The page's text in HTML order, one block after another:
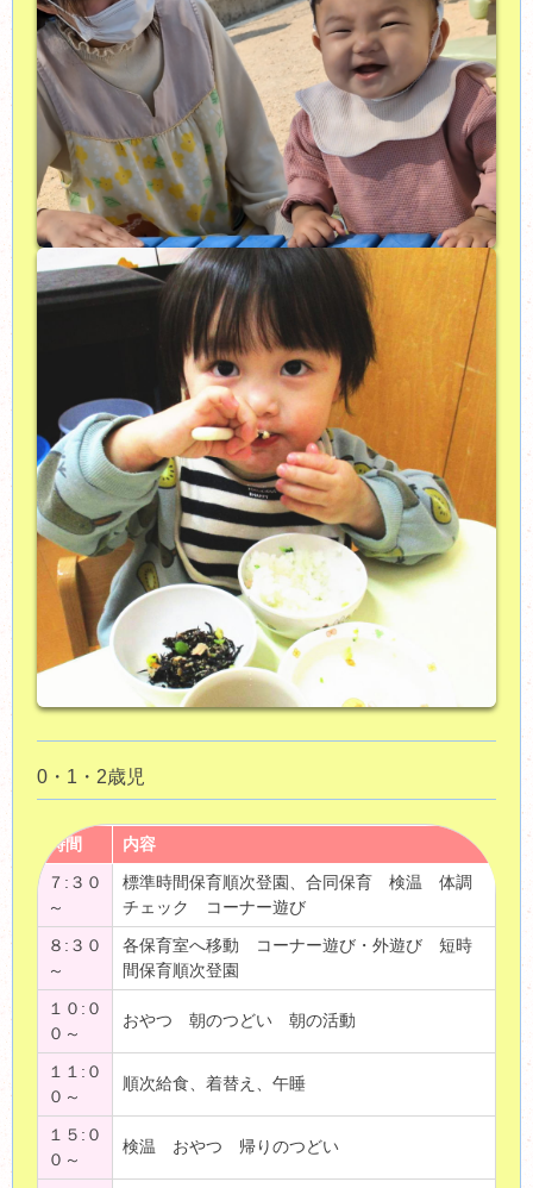
0・1・2歳児
時間
内容
７:３０
～
標準時間保育順次登園、合同保育 検温 体調
チェック コーナー遊び
８:３０
～
各保育室へ移動 コーナー遊び・外遊び 短時
間保育順次登園
１０:０
０～
おやつ 朝のつどい 朝の活動
１１:０
０～
順次給食、着替え、午睡
１５:０
０～
検温 おやつ 帰りのつどい